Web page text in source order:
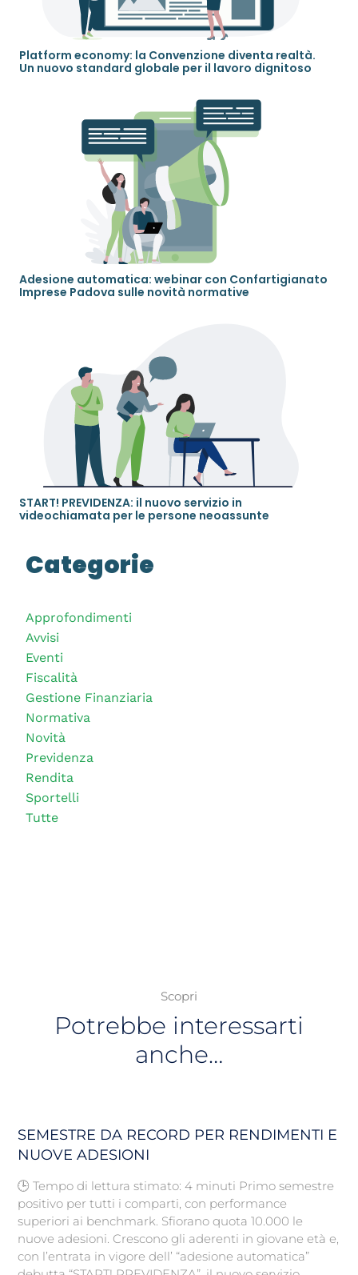
Platform economy: la Convenzione diventa realtà.
Un nuovo standard globale per il lavoro dignitoso
Adesione automatica: webinar con Confartigianato
Imprese Padova sulle novità normative
START! PREVIDENZA: il nuovo servizio in
videochiamata per le persone neoassunte
Categorie
Approfondimenti
Avvisi
Eventi
Fiscalità
Gestione Finanziaria
Normativa
Novità
Previdenza
Rendita
Sportelli
Tutte
Scopri
Potrebbe interessarti
anche…
SEMESTRE DA RECORD PER RENDIMENTI E
NUOVE ADESIONI
🕒 Tempo di lettura stimato: 4 minuti Primo semestre
positivo per tutti i comparti, con performance
superiori ai benchmark. Sfiorano quota 10.000 le
nuove adesioni. Crescono gli aderenti in giovane età e,
con l’entrata in vigore dell’ “adesione automatica”